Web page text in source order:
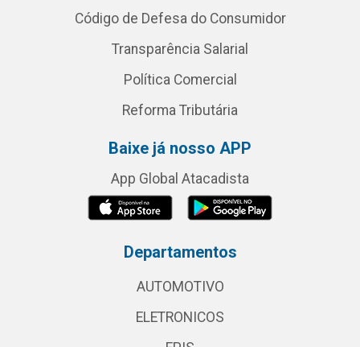
Código de Defesa do Consumidor
Transparência Salarial
Política Comercial
Reforma Tributária
Baixe já nosso APP
App Global Atacadista
Departamentos
AUTOMOTIVO
ELETRONICOS